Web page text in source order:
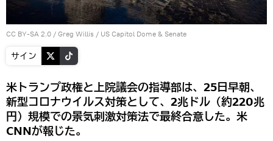
CC BY-SA 2.0 / Greg Willis / US Capitol Dome & Senate
サイン
米トランプ政権と上院議会の指導部は、25日早朝、
新型コロナウイルス対策として、2兆ドル（約220兆
円）規模での景気刺激対策法で最終合意した。米
CNNが報じた。